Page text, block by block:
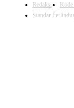
Redaksi
Standar